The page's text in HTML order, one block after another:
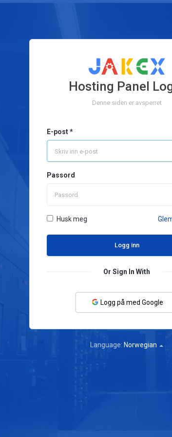
Hosting Panel
Denne siden er avsperret
E-post *
Passord
Husk meg
Or Sign In With
Logg på med Google
Language: Norwegian